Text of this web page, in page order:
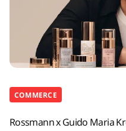
COMMERCE
Rossmann x Guido Maria